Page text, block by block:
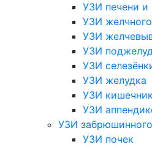
УЗИ печени и
УЗИ
УЗИ
УЗИ
УЗИ
УЗИ желудка
УЗИ
УЗИ
УЗИ
УЗИ почек